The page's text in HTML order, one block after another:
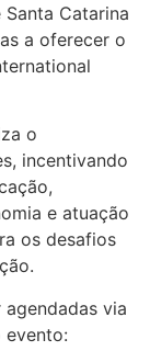
Catarina
a oferecer o
o
incentivando
e atuação
os desafios
via
evento: